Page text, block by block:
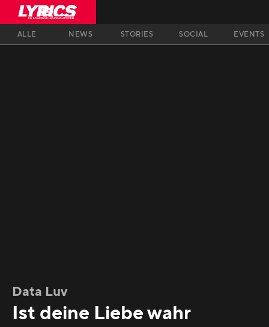
ALLE NEWS STORIES SOCIAL EVENTS
Data Luv
Ist deine Liebe wahr